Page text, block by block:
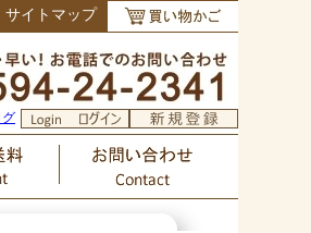
サイトマップ
グ